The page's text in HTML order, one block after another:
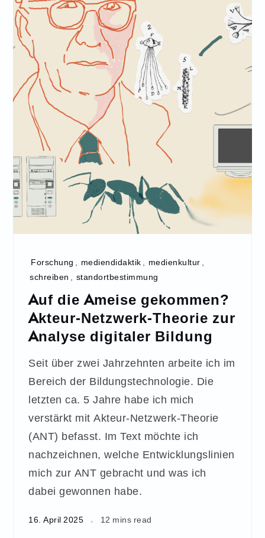
Forschung mediendidaktik medienkultur
schreiben
standortbestimmung
Auf die Ameise gekommen?
Akteur-Netzwerk-Theorie zur
Analyse digitaler Bildung
Seit über zwei Jahrzehnten arbeite ich im
Bereich der Bildungstechnologie. Die
letzten ca. 5 Jahre habe ich mich
verstärkt mit Akteur-Netzwerk-Theorie
(ANT) befasst. Im Text möchte ich
nachzeichnen, welche Entwicklungslinien
mich zur ANT gebracht und was ich
dabei gewonnen habe.
16. April 2025 12 mins read